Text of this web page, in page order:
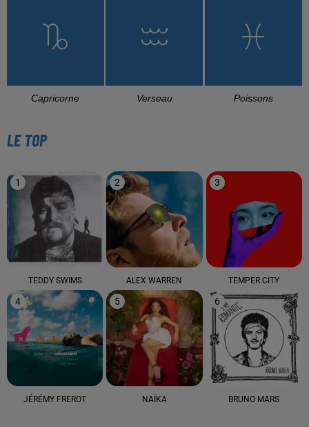
Capricorne Verseau Poissons
LE TOP
1
TEDDY SWIMS
2
ALEX WARREN
3
TEMPER CITY
4
JÉRÉMY FREROT
5
NAÏKA
6
BRUNO MARS